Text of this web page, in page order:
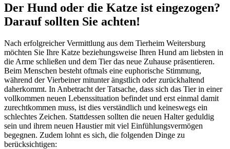
Der Hund oder die Katze ist eingezogen?
Darauf sollten Sie achten!
Nach erfolgreicher Vermittlung aus dem Tierheim Weitersburg
möchten Sie Ihre Katze beziehungsweise Ihren Hund am liebsten in
die Arme schließen und dem Tier das neue Zuhause präsentieren.
Beim Menschen besteht oftmals eine euphorische Stimmung,
während der Vierbeiner mitunter ängstlich oder zurückhaltend
daherkommt. In Anbetracht der Tatsache, dass sich das Tier in einer
vollkommen neuen Lebenssituation befindet und erst einmal damit
zurechtkommen muss, ist dies verständlich und keineswegs ein
schlechtes Zeichen. Stattdessen sollten die neuen Halter geduldig
sein und ihrem neuen Haustier mit viel Einfühlungsvermögen
begegnen. Zudem lohnt es sich, die folgenden Dinge zu
berücksichtigen: